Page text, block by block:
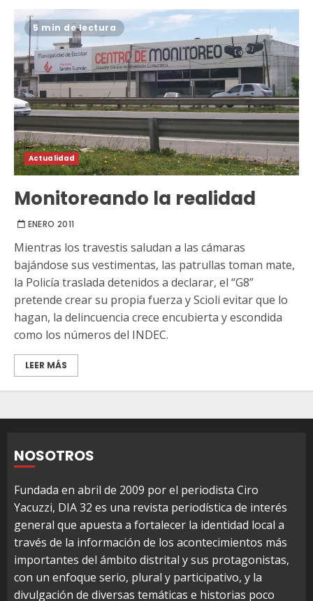
5 min de lectura
Actualidad
Monitoreando la realidad
ENERO 2011
Mientras los travestis saludan a las cámaras
bajándose sus vestimentas, las patrullas toman mate,
la Policía traslada detenidos a declarar, el “G8”
pretende crear su propia fuerza y Scioli evitar que lo
hagan, la delincuencia crece encubierta y escondida
como los números del INDEC.
LEER MÁS
NOSOTROS
Fundada en abril de 2009 por el periodista Ciro
Yacuzzi, DIA 32 es una revista periodística de interés
general que apuesta a fortalecer la identidad local a
través de la información de los acontecimientos más
importantes del ámbito distrital y sus protagonistas,
con un enfoque serio, plural y participativo, y la
divulgación de diversas temáticas e historias poco